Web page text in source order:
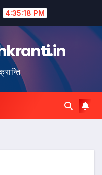
4:35:19 PM